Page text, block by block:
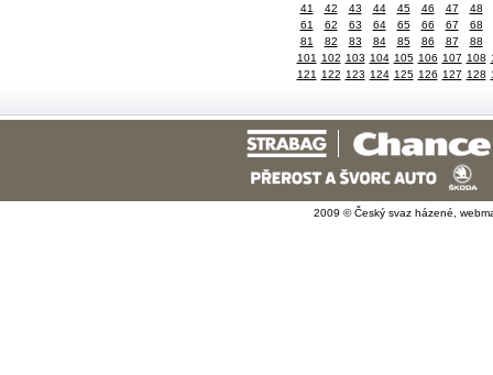
41
42 43 44 45 46 47
48
61
62 63 64 65 66 67
68
81
82 83 84 85 86 87
88
101
102 103 104 105 106 107 108
121
122 123 124 125 126 127 128
2009 © Český svaz házené,